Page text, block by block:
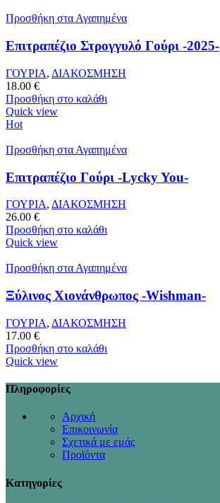
Προσθήκη στα Αγαπημένα
Επιτραπέζιο Στρογγυλό Γούρι -2025-
ΓΟΥΡΙΑ, ΔΙΑΚΟΣΜΗΣΗ
18.00 €
Προσθήκη στο καλάθι
Quick view
Hot
Προσθήκη στα Αγαπημένα
Επιτραπέζιο Γούρι -Lycky You-
ΓΟΥΡΙΑ, ΔΙΑΚΟΣΜΗΣΗ
26.00 €
Προσθήκη στο καλάθι
Quick view
Προσθήκη στα Αγαπημένα
Ξύλινος Χιονάνθρωπος -Wishman-
ΓΟΥΡΙΑ, ΔΙΑΚΟΣΜΗΣΗ
17.00 €
Προσθήκη στο καλάθι
Quick view
Πληροφορίες
Αρχική
Επικοινωνία
Σχετικά με εμάς
Προϊόντα
Κατηγορίες